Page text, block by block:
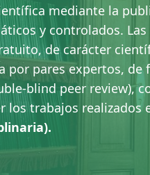
mediante la
y controlados.
de carácter
por pares expertos, de
blind peer review),
los trabajos realizados